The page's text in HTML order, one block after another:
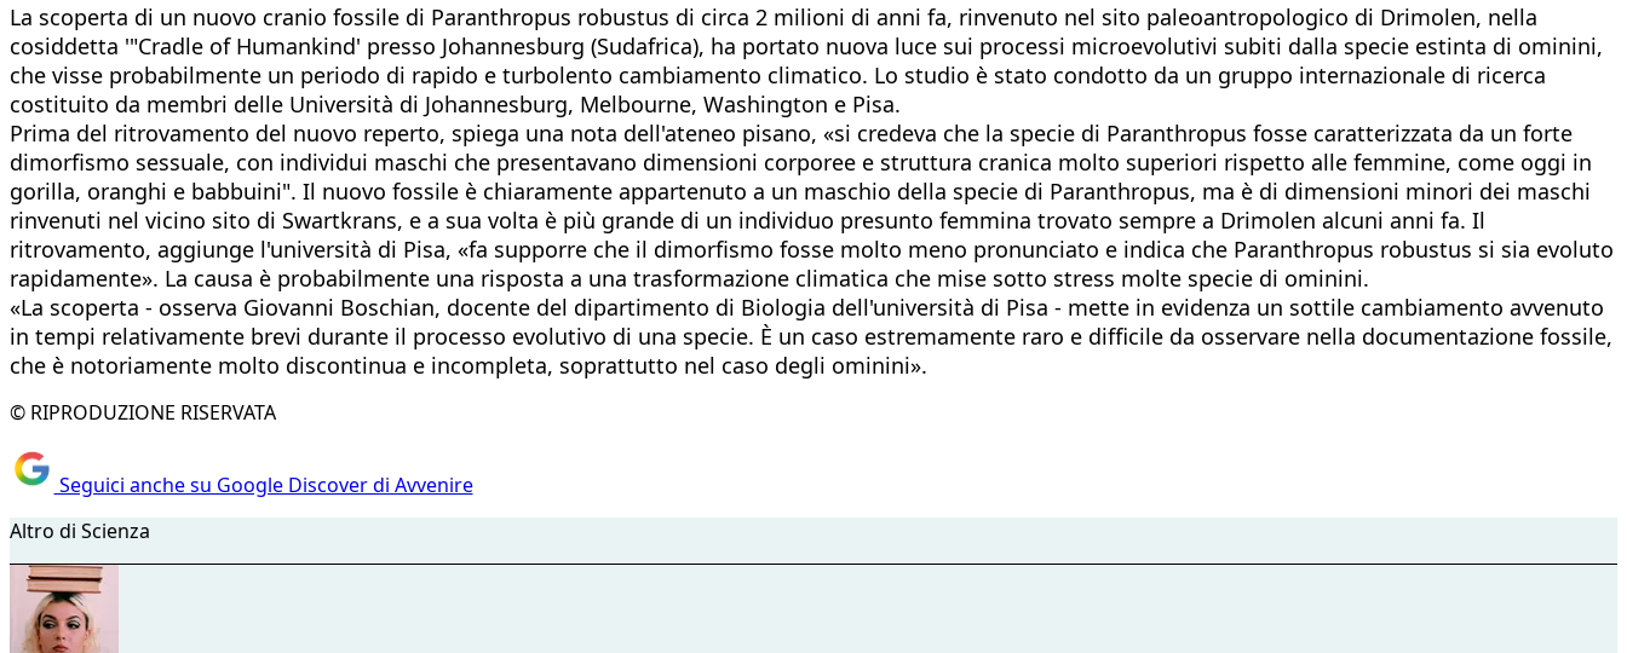
La scoperta di un nuovo cranio fossile di Paranthropus robustus di circa 2 milioni di anni fa, rinvenuto nel sito paleoantropologico di Drimolen, nella
cosiddetta '"Cradle of Humankind' presso Johannesburg (Sudafrica), ha portato nuova luce sui processi microevolutivi subiti dalla specie estinta di ominini,
che visse probabilmente un periodo di rapido e turbolento cambiamento climatico. Lo studio è stato condotto da un gruppo internazionale di ricerca
costituito da membri delle Università di Johannesburg, Melbourne, Washington e Pisa.
Prima del ritrovamento del nuovo reperto, spiega una nota dell'ateneo pisano, «si credeva che la specie di Paranthropus fosse caratterizzata da un forte
dimorfismo sessuale, con individui maschi che presentavano dimensioni corporee e struttura cranica molto superiori rispetto alle femmine, come oggi in
gorilla, oranghi e babbuini". Il nuovo fossile è chiaramente appartenuto a un maschio della specie di Paranthropus, ma è di dimensioni minori dei maschi
rinvenuti nel vicino sito di Swartkrans, e a sua volta è più grande di un individuo presunto femmina trovato sempre a Drimolen alcuni anni fa. Il
ritrovamento, aggiunge l'università di Pisa, «fa supporre che il dimorfismo fosse molto meno pronunciato e indica che Paranthropus robustus si sia evoluto
rapidamente». La causa è probabilmente una risposta a una trasformazione climatica che mise sotto stress molte specie di ominini.
«La scoperta - osserva Giovanni Boschian, docente del dipartimento di Biologia dell'università di Pisa - mette in evidenza un sottile cambiamento avvenuto
in tempi relativamente brevi durante il processo evolutivo di una specie. È un caso estremamente raro e difficile da osservare nella documentazione fossile,
che è notoriamente molto discontinua e incompleta, soprattutto nel caso degli ominini».
© RIPRODUZIONE RISERVATA
Seguici anche su Google Discover di Avvenire
Altro di Scienza